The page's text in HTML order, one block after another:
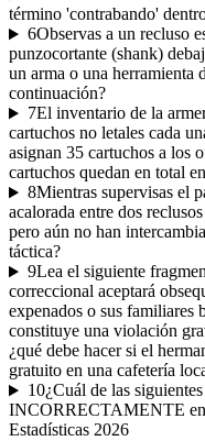
término 'contrabando'
6Observas a un recluso
punzocortante (shank)
un arma o una herramienta
continuación?
7El inventario de la
cartuchos no letales cada
asignan 35 cartuchos a los
cartuchos quedan en total
8Mientras supervisas el
acalorada entre dos
pero aún no han
táctica?
9Lea el siguiente
correccional aceptará
expenados o sus familiares
constituye una violación
¿qué debe hacer si el
gratuito en una cafetería
10¿Cuál de las
INCORRECTAMENTE en
Estadísticas 2026